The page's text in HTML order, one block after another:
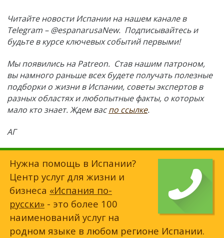
Читайте новости Испании на нашем канале в
Telegram – @espanarusaNew. Подписывайтесь и
будьте в курсе ключевых событий первыми!
Мы появились на Patreon. Став нашим патроном,
вы намного раньше всех будете получать полезные
подборки о жизни в Испании, советы экспертов в
разных областях и любопытные факты, о которых
мало кто знает. Ждем васпо ссылке.
АГ
Нужна помощь в Испании?
Центр услуг для жизни и
бизнеса «Испания по-
русски» - это более 100
наименований услуг на
родном языке в любом регионе Испании.